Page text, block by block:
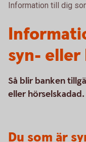
Information till dig
syn- eller
Så blir banken
eller hörselskadad.
Du som är